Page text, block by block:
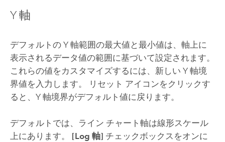
Y 軸
デフォルトの Y 軸範囲の最大値と最小値は、軸上に
表示されるデータ値の範囲に基づいて設定されます。
これらの値をカスタマイズするには、新しい Y 軸境
界値を入力します。 リセット アイコンをクリックす
ると、Y 軸境界がデフォルト値に戻ります。
デフォルトでは、ライン チャート軸は線形スケール
上にあります。 [Log 軸] チェックボックスをオンに